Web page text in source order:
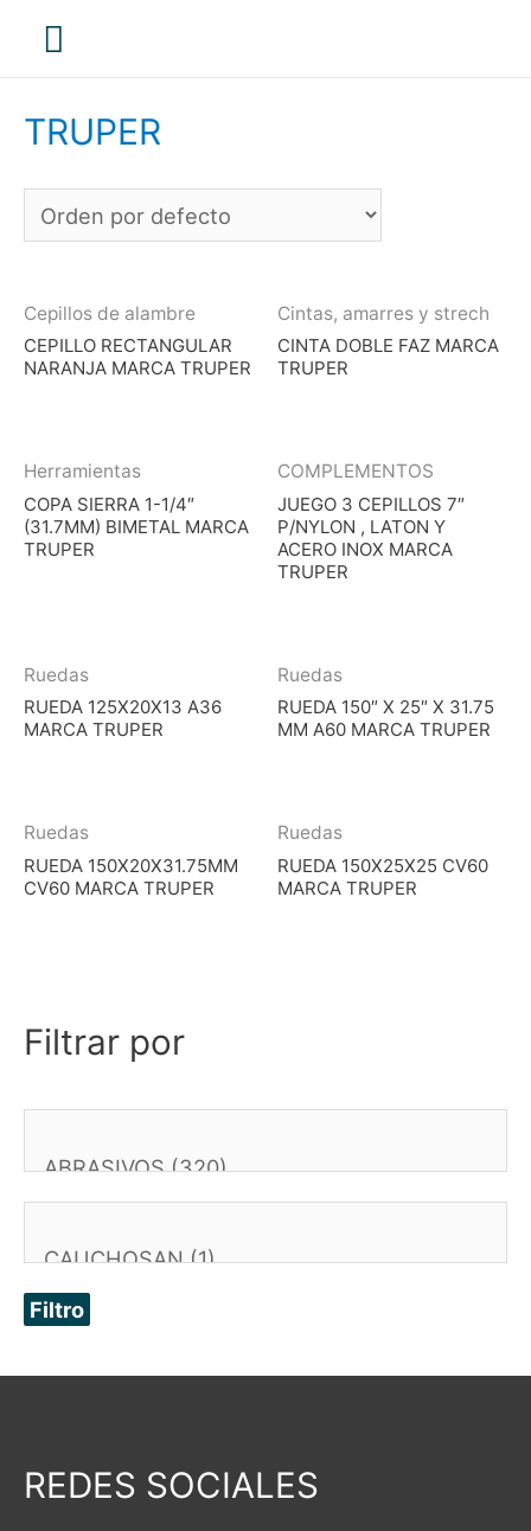
Menú
TRUPER
Cepillos de alambre
CEPILLO RECTANGULAR
NARANJA MARCA TRUPER
Cintas, amarres y strech
CINTA DOBLE FAZ MARCA
TRUPER
Herramientas
COPA SIERRA 1-1/4″
(31.7MM) BIMETAL MARCA
TRUPER
COMPLEMENTOS
JUEGO 3 CEPILLOS 7″
P/NYLON , LATON Y
ACERO INOX MARCA
TRUPER
Ruedas
RUEDA 125X20X13 A36
MARCA TRUPER
Ruedas
RUEDA 150″ X 25″ X 31.75
MM A60 MARCA TRUPER
Ruedas
RUEDA 150X20X31.75MM
CV60 MARCA TRUPER
Ruedas
RUEDA 150X25X25 CV60
MARCA TRUPER
Filtrar por
Filtro
REDES SOCIALES